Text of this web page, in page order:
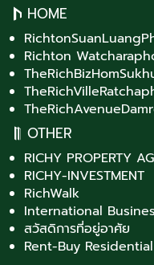
HOME
Richton
OTHER
RICHY PROPERTY
RICHY-INVESTMENT
RichWalk
International
สวัสดิการที่อยู่อาศัย
Rent-Buy Residential